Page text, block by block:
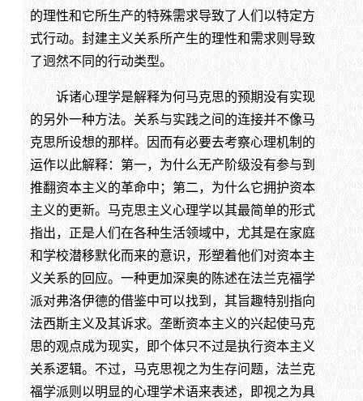
的理性和它所生产的特殊需求导致了人们以特定方
式行动。封建主义关系所产生的理性和需求则导致
了迥然不同的行动类型。
诉诸心理学是解释为何马克思的预期没有实现
的另外一种方法。关系与实践之间的连接并不像马
克思所设想的那样。因而有必要去考察心理机制的
运作以此解释：第一，为什么无产阶级没有参与到
推翻资本主义的革命中；第二，为什么它拥护资本
主义的更新。马克思主义心理学以其最简单的形式
指出，正是人们在各种生活领域中，尤其是在家庭
和学校潜移默化而来的意识，形塑着他们对资本主
义关系的回应。一种更加深奥的陈述在法兰克福学
派对弗洛伊德的借鉴中可以找到，其旨趣特别指向
法西斯主义及其诉求。垄断资本主义的兴起使马克
思的观点成为现实，即个体只不过是执行资本主义
关系逻辑。不过，马克思视之为生存问题，法兰克
福学派则以明显的心理学术语来表述，即视之为具